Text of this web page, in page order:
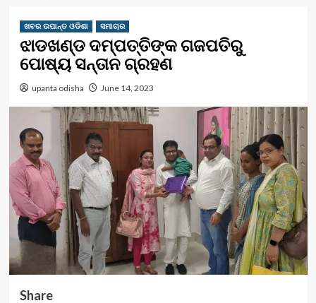
ଖବର ଉପାନ୍ତ ଓଡିଶା ସମାଚାର
ଝାଡଖଣ୍ଡ ଦମ୍ପତ୍ତିଙ୍କ ଗଜପତିରୁ
ପୋଷ୍ୟ ସନ୍ତାନ ଗ୍ରହଣ
upanta odisha June 14, 2023
Share